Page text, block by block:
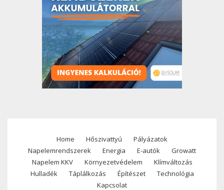
Footer
menu
Home Hőszivattyú
Pályázatok
Napelemrendszerek
Energia E-autók
Growatt
Napelem KKV
Környezetvédelem
Klímváltozás
Hulladék
Táplálkozás Építészet
Technológia
Kapcsolat